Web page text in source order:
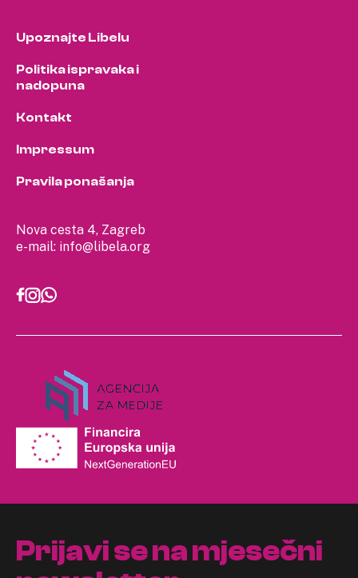
Nova cesta 4, Zagreb
e-mail: info@libela.org
Upoznajte Libelu
Politika ispravaka i
nadopuna
Kontakt
Impressum
Pravila ponašanja
Prijavi se na mjesečni